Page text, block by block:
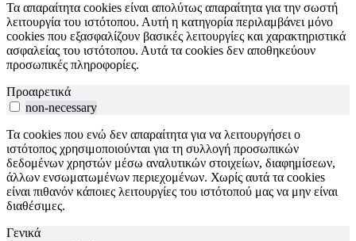
Τα απαραίτητα cookies είναι απολύτως απαραίτητα για την σωστή
λειτουργία του ιστότοπου. Αυτή η κατηγορία περιλαμβάνει μόνο
cookies που εξασφαλίζουν βασικές λειτουργίες και χαρακτηριστικά
ασφαλείας του ιστότοπου. Αυτά τα cookies δεν αποθηκεύουν
προσωπικές πληροφορίες.
Προαιρετικά
non-necessary
Τα cookies που ενώ δεν απαραίτητα για να λειτουργήσει ο
ιστότοπος χρησιμοποιούνται για τη συλλογή προσωπικών
δεδομένων χρηστών μέσω αναλυτικών στοιχείων, διαφημίσεων,
άλλων ενσωματωμένων περιεχομένων. Χωρίς αυτά τα cookies
είναι πιθανόν κάποιες λειτουργίες του ιστότοπού μας να μην είναι
διαθέσιμες.
Γενικά